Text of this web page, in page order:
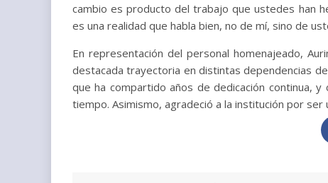
cambio es producto del trabajo que ustedes han
es una realidad que habla bien, no de mí, sino de
En representación del personal homenajeado,
destacada trayectoria en distintas dependencias
que ha compartido años de dedicación continua,
tiempo. Asimismo, agradeció a la institución por